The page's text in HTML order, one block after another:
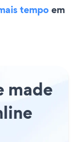
tempoem
made